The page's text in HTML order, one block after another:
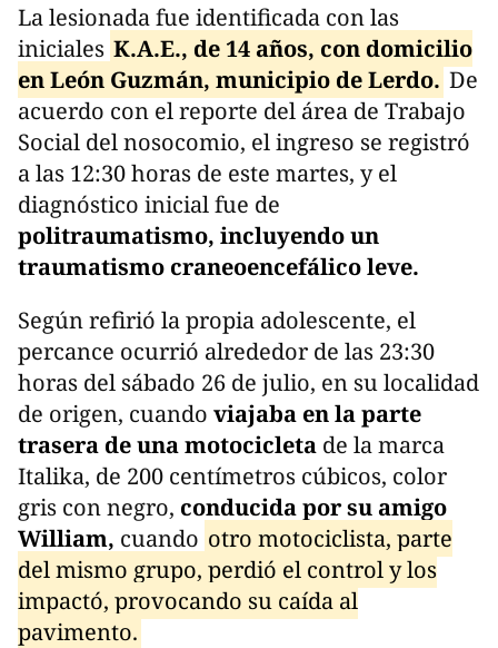
La lesionada fue identificada con las
iniciales K.A.E., de 14 años, con domicilio
en León Guzmán, municipio de Lerdo. De
acuerdo con el reporte del área de Trabajo
Social del nosocomio, el ingreso se registró
a las 12:30 horas de este martes, y el
diagnóstico inicial fue de
politraumatismo, incluyendo un
traumatismo craneoencefálico leve.
Según refirió la propia adolescente, el
percance ocurrió alrededor de las 23:30
horas del sábado 26 de julio, en su localidad
de origen, cuando viajaba en la parte
trasera de una motocicleta de la marca
Italika, de 200 centímetros cúbicos, color
gris con negro, conducida por su amigo
William, cuando otro motociclista, parte
del mismo grupo, perdió el control y los
impactó, provocando su caída al
pavimento.